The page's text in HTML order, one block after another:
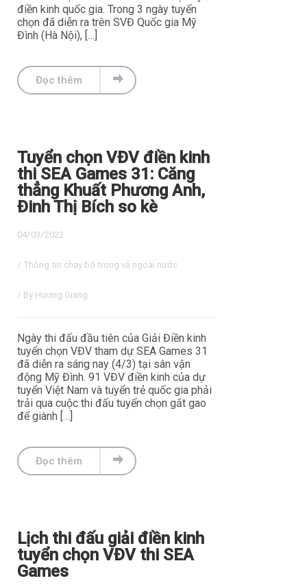
điền kinh quốc gia. Trong 3 ngày tuyển
chọn đã diễn ra trên SVĐ Quốc gia Mỹ
Đình (Hà Nội), […]
Đọc thêm
Tuyển chọn VĐV điền kinh
thi SEA Games 31: Căng
thẳng Khuất Phương Anh,
Đinh Thị Bích so kè
04/03/2022
/ Thông tin chạy bộ trong và ngoài nước
/ By Hương Giang
Ngày thi đấu đầu tiên của Giải Điền kinh
tuyển chọn VĐV tham dự SEA Games 31
đã diễn ra sáng nay (4/3) tại sân vận
động Mỹ Đình. 91 VĐV điền kinh của dự
tuyển Việt Nam và tuyển trẻ quốc gia phải
trải qua cuộc thi đấu tuyển chọn gắt gao
để giành […]
Đọc thêm
Lịch thi đấu giải điền kinh
tuyển chọn VĐV thi SEA
Games